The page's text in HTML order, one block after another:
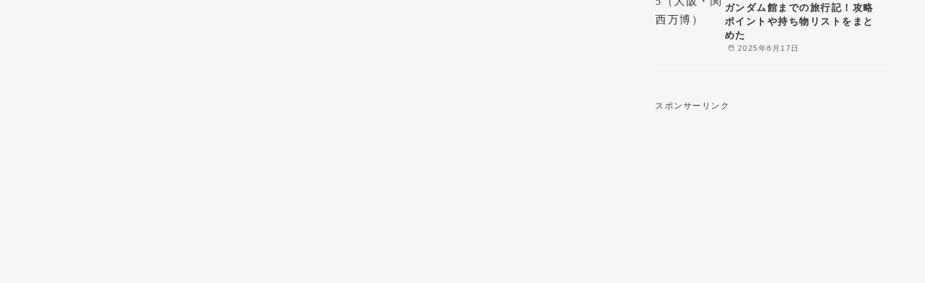
2025年8月17日
ガンダム館までの旅行記！攻略
ポイントや持ち物リストをまと
めた
スポンサーリンク